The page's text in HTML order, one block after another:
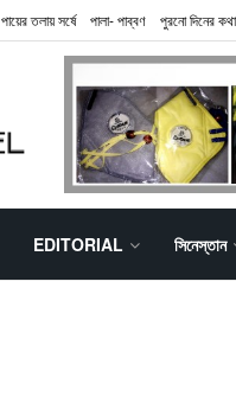
পায়ের তলায় সর্ষে পালা- পাব্বণ পুরনো দিনের কথা
EDITORIAL সিনেস্তান